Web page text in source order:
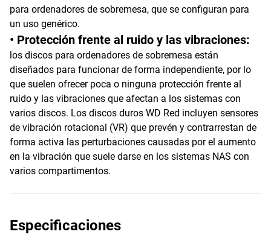
para ordenadores de sobremesa, que se configuran para
un uso genérico.
• Protección frente al ruido y las vibraciones:
los discos para ordenadores de sobremesa están
diseñados para funcionar de forma independiente, por lo
que suelen ofrecer poca o ninguna protección frente al
ruido y las vibraciones que afectan a los sistemas con
varios discos. Los discos duros WD Red incluyen sensores
de vibración rotacional (VR) que prevén y contrarrestan de
forma activa las perturbaciones causadas por el aumento
en la vibración que suele darse en los sistemas NAS con
varios compartimentos.
Especificaciones